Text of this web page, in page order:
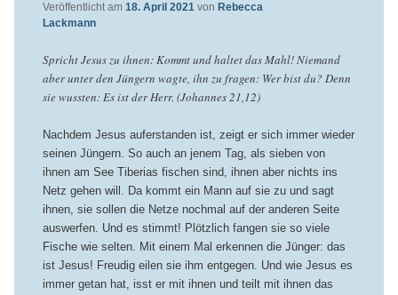
Veröffentlicht am 18. April 2021 von Rebecca
Lackmann
Spricht Jesus zu ihnen: Kommt und haltet das Mahl! Niemand
aber unter den Jüngern wagte, ihn zu fragen: Wer bist du? Denn
sie wussten: Es ist der Herr. (Johannes 21,12)
Nachdem Jesus auferstanden ist, zeigt er sich immer wieder
seinen Jüngern. So auch an jenem Tag, als sieben von
ihnen am See Tiberias fischen sind, ihnen aber nichts ins
Netz gehen will. Da kommt ein Mann auf sie zu und sagt
ihnen, sie sollen die Netze nochmal auf der anderen Seite
auswerfen. Und es stimmt! Plötzlich fangen sie so viele
Fische wie selten. Mit einem Mal erkennen die Jünger: das
ist Jesus! Freudig eilen sie ihm entgegen. Und wie Jesus es
immer getan hat, isst er mit ihnen und teilt mit ihnen das